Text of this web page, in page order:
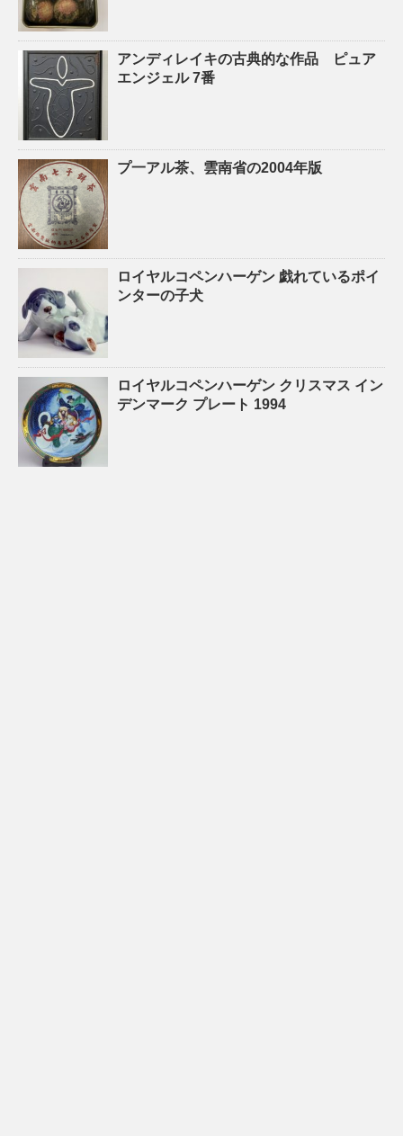
アンディレイキの古典的な作品 ピュア
エンジェル 7番
プ一アル茶、雲南省の2004年版
ロイヤルコペンハーゲン 戯れているポイ
ンターの子犬
ロイヤルコペンハーゲン クリスマス イン
デンマーク プレート 1994